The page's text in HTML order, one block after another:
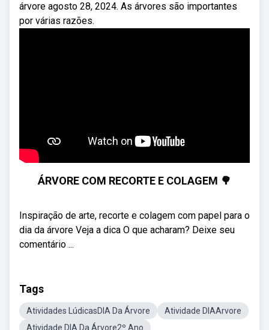
árvore agosto 28, 2024. As árvores são importantes
por várias razões.
ÁRVORE COM RECORTE E COLAGEM 🌳
Inspiração de arte, recorte e colagem com papel para o
dia da árvore Veja a dica O que acharam? Deixe seu
comentário ...
Tags
Atividades LúdicasDIA Da Árvore
Atividade DIAArvore
Atividade DIA Da Árvore2º Ano